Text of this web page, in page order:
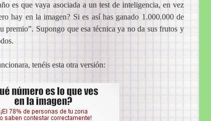
es que vaya asociada a un test de inteligencia, en vez
hay en la imagen? Si es así has ganado 1.000.000 de
premio”. Supongo que esa técnica ya no da sus frutos y
tenéis esta otra versión: